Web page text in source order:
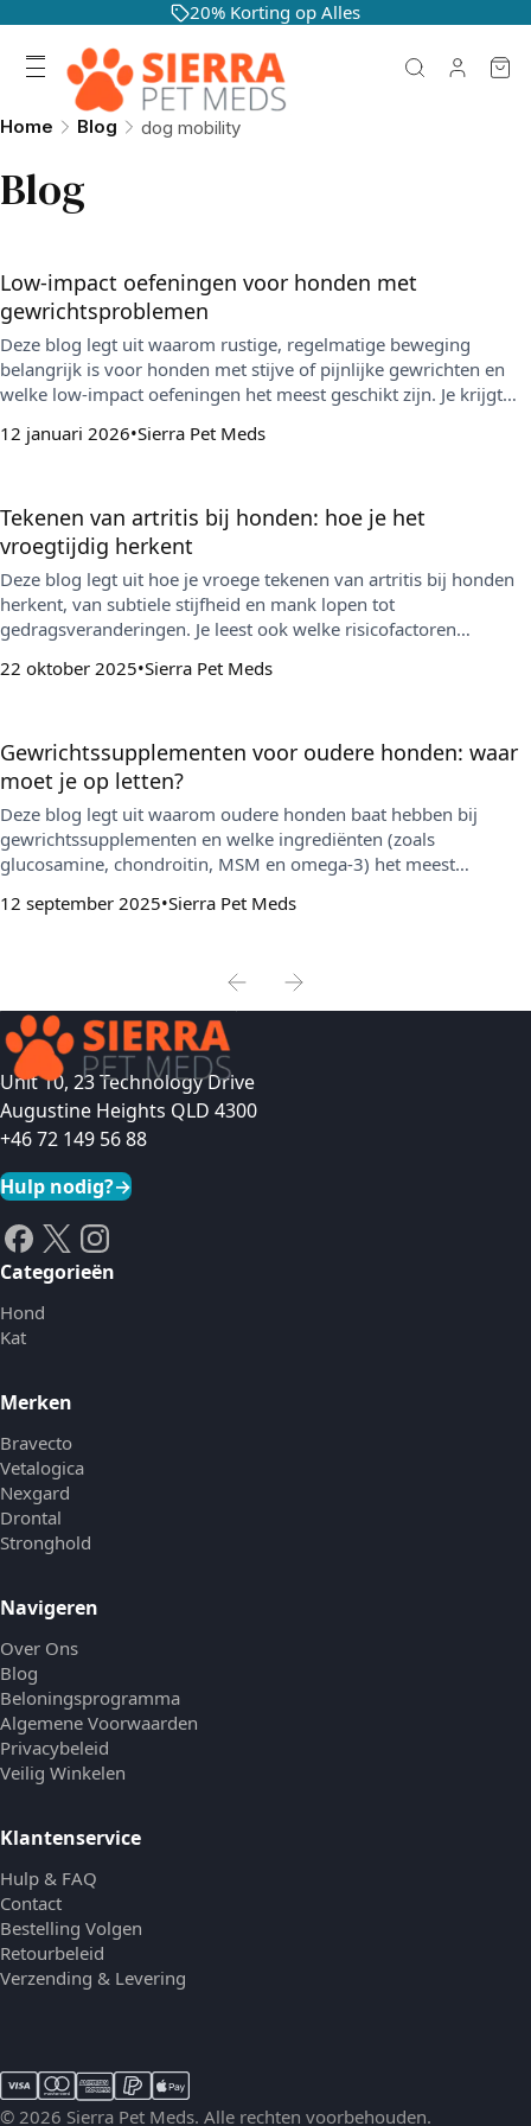
20% Korting op Alles
Home Blog dog mobility
Blog
Low-impact oefeningen voor honden met
gewrichtsproblemen
Deze blog legt uit waarom rustige, regelmatige beweging
belangrijk is voor honden met stijve of pijnlijke gewrichten en
welke low-impact oefeningen het meest geschikt zijn. Je krijgt
gewrichten extra te ondersteunen met o.a. supplementen, een
12 januari 2026 Sierra Pet Meds
Tekenen van artritis bij honden: hoe je het
vroegtijdig herkent
Deze blog legt uit hoe je vroege tekenen van artritis bij honden
herkent, van subtiele stijfheid en mank lopen tot
gedragsveranderingen. Je leest ook welke risicofactoren
aanpassingen thuis de gewrichten van je hond kunt
22 oktober 2025 Sierra Pet Meds
Gewrichtssupplementen voor oudere honden: waar
moet je op letten?
Deze blog legt uit waarom oudere honden baat hebben bij
gewrichtssupplementen en welke ingrediënten (zoals
glucosamine, chondroitin, MSM en omega-3) het meest
van de juiste formule en leefstijladviezen om de gewrichten
12 september 2025 Sierra Pet Meds
Unit 10, 23 Technology Drive
Augustine Heights QLD 4300
+46 72 149 56 88
Hulp nodig?→
Categorieën
Hond
Kat
Merken
Bravecto
Vetalogica
Nexgard
Drontal
Stronghold
Navigeren
Over Ons
Blog
Beloningsprogramma
Algemene Voorwaarden
Privacybeleid
Veilig Winkelen
Klantenservice
Hulp & FAQ
Contact
Bestelling Volgen
Retourbeleid
Verzending & Levering
© 2026 Sierra Pet Meds. Alle rechten voorbehouden.